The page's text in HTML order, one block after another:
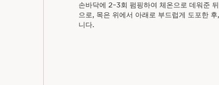
손바닥에 2~3회 펌핑하여 체온으로 데워준
으로, 목은 위에서 아래로 부드럽게 도포한
니다.